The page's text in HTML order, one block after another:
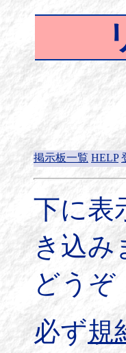
掲示板一覧 HELP
下に表
き込み
どうぞ
必ず規